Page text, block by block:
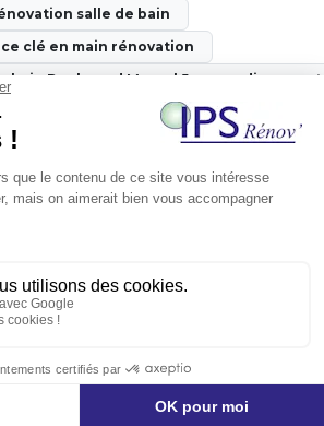
salle de bain
clé en main rénovation
bain Boulevard Marcel 5e arrondissement
intérieur maison ancienne
cuisine Paris
41 03-ipsrenov@yahoo.fr
et confidentialité Admin Sommaire
N° Siret : 521 705 442 00031